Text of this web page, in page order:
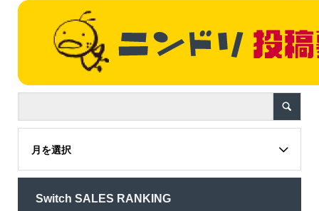
月を選択
Switch SALES RANKING